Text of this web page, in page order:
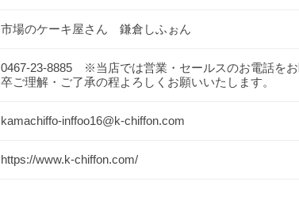
市場のケーキ屋さん 鎌倉しふぉん
0467-23-8885 ※当店では営業・セールスのお電話を
卒ご理解・ご了承の程よろしくお願いいたします。
kamachiffo-inffoo16@k-chiffon.com
https://www.k-chiffon.com/